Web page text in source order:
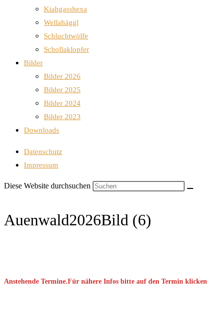
Kiahgasshexa
Wellahäggl
Schluchtwölfe
Schollaklopfer
Bilder
Bilder 2026
Bilder 2025
Bilder 2024
Bilder 2023
Downloads
Datenschutz
Impressum
Diese Website durchsuchen
Auenwald2026Bild (6)
Anstehende Termine.Für nähere Infos bitte auf den Termin klicken